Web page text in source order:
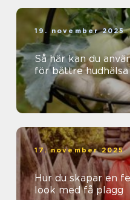
19. november 2025
Så här kan du
för bättre hudhälsa
17. november 2025
Hur du skapar en
look med få plagg